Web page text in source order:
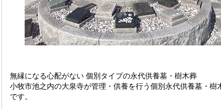
無縁になる心配がない 個別タイプの永代供養墓・樹木葬
小牧市池之内の大泉寺が管理・供養を行う個別永代供養墓・樹
です。